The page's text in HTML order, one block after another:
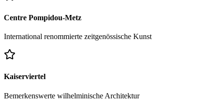
Centre Pompidou-Metz
International renommierte zeitgenössische Kunst
Kaiserviertel
Bemerkenswerte wilhelminische Architektur